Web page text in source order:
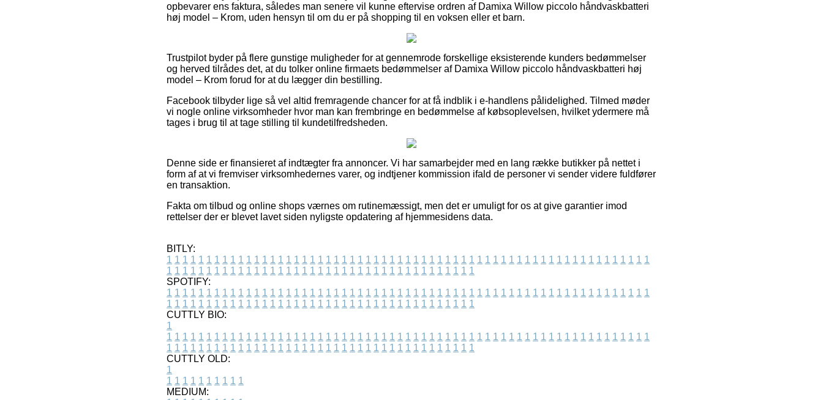
opbevarer ens faktura, således man senere vil kunne eftervise ordren af Damixa Willow piccolo håndvaskbatteri
høj model – Krom, uden hensyn til om du er på shopping til en voksen eller et barn.
Trustpilot byder på flere gunstige muligheder for at gennemrode forskellige eksisterende kunders bedømmelser
og herved tilrådes det, at du tolker online firmaets bedømmelser af Damixa Willow piccolo håndvaskbatteri høj
model – Krom forud for at du lægger din bestilling.
Facebook tilbyder lige så vel altid fremragende chancer for at få indblik i e-handlens pålidelighed. Tilmed møder
vi nogle online virksomheder hvor man kan frembringe en bedømmelse af købsoplevelsen, hvilket ydermere må
tages i brug til at tage stilling til kundetilfredsheden.
Denne side er finansieret af indtægter fra annoncer. Vi har samarbejder med en lang række butikker på nettet i
form af at vi fremviser virksomhedernes varer, og indtjener kommission ifald de personer vi sender videre fuldfører
en transaktion.
Fakta om tilbud og online shops værnes om rutinemæssigt, men det er umuligt for os at give garantier imod
rettelser der er blevet lavet siden nyligste opdatering af hjemmesidens data.
BITLY:
1 1 1 1 1 1 1 1 1 1 1 1 1 1 1 1 1 1 1 1 1 1 1 1 1 1 1 1 1 1 1 1 1 1 1 1 1 1 1 1 1 1 1 1 1 1 1 1 1 1 1 1 1 1 1 1 1 1 1 1 1
1 1 1 1 1 1 1 1 1 1 1 1 1 1 1 1 1 1 1 1 1 1 1 1 1 1 1 1 1 1 1 1 1 1 1 1 1 1 1
SPOTIFY:
1 1 1 1 1 1 1 1 1 1 1 1 1 1 1 1 1 1 1 1 1 1 1 1 1 1 1 1 1 1 1 1 1 1 1 1 1 1 1 1 1 1 1 1 1 1 1 1 1 1 1 1 1 1 1 1 1 1 1 1 1
1 1 1 1 1 1 1 1 1 1 1 1 1 1 1 1 1 1 1 1 1 1 1 1 1 1 1 1 1 1 1 1 1 1 1 1 1 1 1
CUTTLY BIO:
1
1 1 1 1 1 1 1 1 1 1 1 1 1 1 1 1 1 1 1 1 1 1 1 1 1 1 1 1 1 1 1 1 1 1 1 1 1 1 1 1 1 1 1 1 1 1 1 1 1 1 1 1 1 1 1 1 1 1 1 1 1
1 1 1 1 1 1 1 1 1 1 1 1 1 1 1 1 1 1 1 1 1 1 1 1 1 1 1 1 1 1 1 1 1 1 1 1 1 1 1
CUTTLY OLD:
1
1 1 1 1 1 1 1 1 1 1
MEDIUM: